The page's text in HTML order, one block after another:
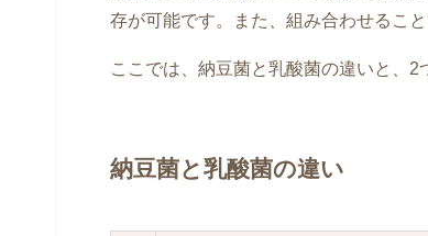
存が可能です。また、組み合わせるこ
ここでは、納豆菌と乳酸菌の違いと、2
納豆菌と乳酸菌の違い